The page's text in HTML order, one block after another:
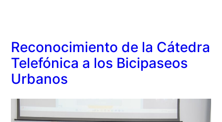
Reconocimiento de la Cátedra
Telefónica a los Bicipaseos
Urbanos